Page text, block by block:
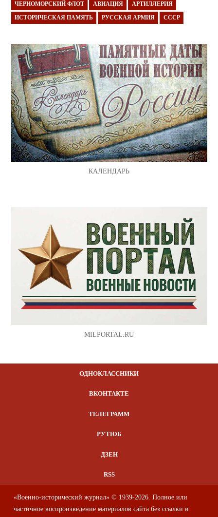
ЧЕРНОМОРСКИЙ ФЛОТ АВИАЦИЯ АРТИЛЛЕРИЯ
ИСТОРИЧЕСКАЯ ПАМЯТЬ РУССКАЯ АРМИЯ СССР
КАЛЕНДАРЬ
MILPORTAL.RU
ОДНОКЛАССНИКИ
ВКОНТАКТЕ
ТЕЛЕГРАММ
РУТЮБ
ДЗЕН
RSS
«Военно-исторический журнал» © 1939-2026. Полное или
частичное воспроизведение материалов сайта без ссылки и